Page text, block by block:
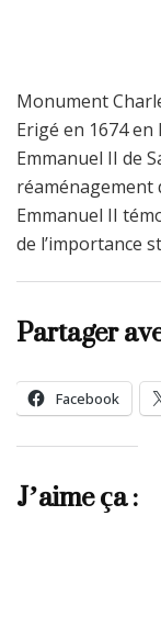
Monument
Erigé en 1674 en
Emmanuel II de
réaménagement
Emmanuel II
de l’importance
Partager
Facebook
J’aime ça :